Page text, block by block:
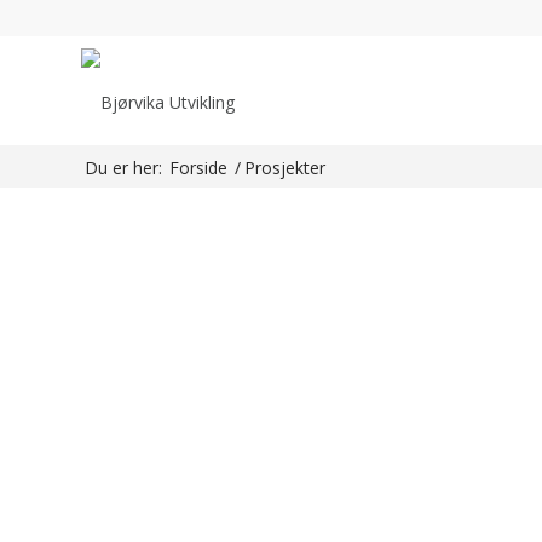
Du er her: Forside / Prosjekter